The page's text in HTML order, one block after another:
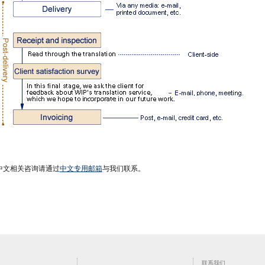
文相关咨询请通过中文专用邮箱与我们联系。
联系我们